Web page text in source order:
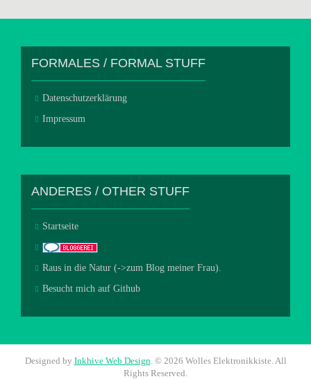
FORMALES / FORMAL STUFF
Datenschutzerklärung
Impressum
ANDERES / OTHER STUFF
Startseite
Raus in die Natur (->zum Blog meiner Frau).
Besucht mich auf Github
Designed by Inkhive Web Design © 2026 Wolles Elektronikkiste. All
Rights Reserved.